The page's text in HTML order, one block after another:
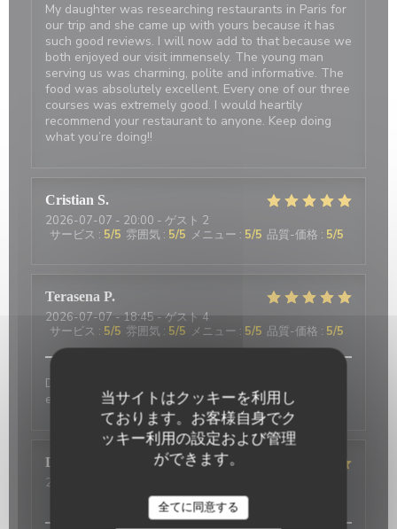
当サイトはクッキーを利用し
ております。お客様自身でク
ッキー利用の設定および管理
ができます。
全てに同意する
My daughter was researching restaurants in Paris for
our trip and she came up with yours because it has
such good reviews. I will now add to that because we
both enjoyed our visit immensely. The young man
serving us was charming, polite and informative. The
food was absolutely excellent. Every one of our three
courses was extremely good. I would heartily
recommend your restaurant to anyone. Keep doing
what you’re doing!!
Cristian S
2026-07-07 - 20:00 - ゲスト 2
サービス : 5/5 雰囲気 : 5/5 メニュー : 5/5 品質-価格 : 5/5
Terasena P
2026-07-07 - 18:45 - ゲスト 4
サービス : 5/5 雰囲気 : 5/5 メニュー : 5/5 品質-価格 : 5/5
Delicious food and an authentic feel. Would love to
eat here again on my next trip to Paris!
David
2026-07-01
雰囲気:5/5 メニュー:4